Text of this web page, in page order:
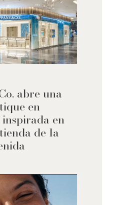
abre una
en
en
de la